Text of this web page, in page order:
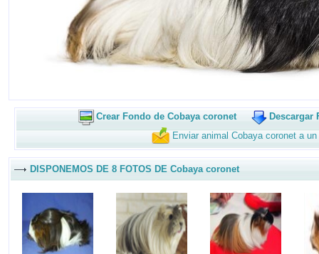
Crear Fondo de Cobaya coronet
Descargar
Enviar animal Cobaya coronet a
DISPONEMOS DE 8 FOTOS DE Cobaya coronet